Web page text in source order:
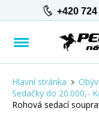
+420
Hlavní stránka
Sedačky do 20.000,-
Rohová sedací